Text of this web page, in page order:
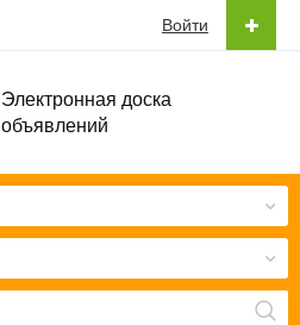
Электронная доска
объявлений
Войти